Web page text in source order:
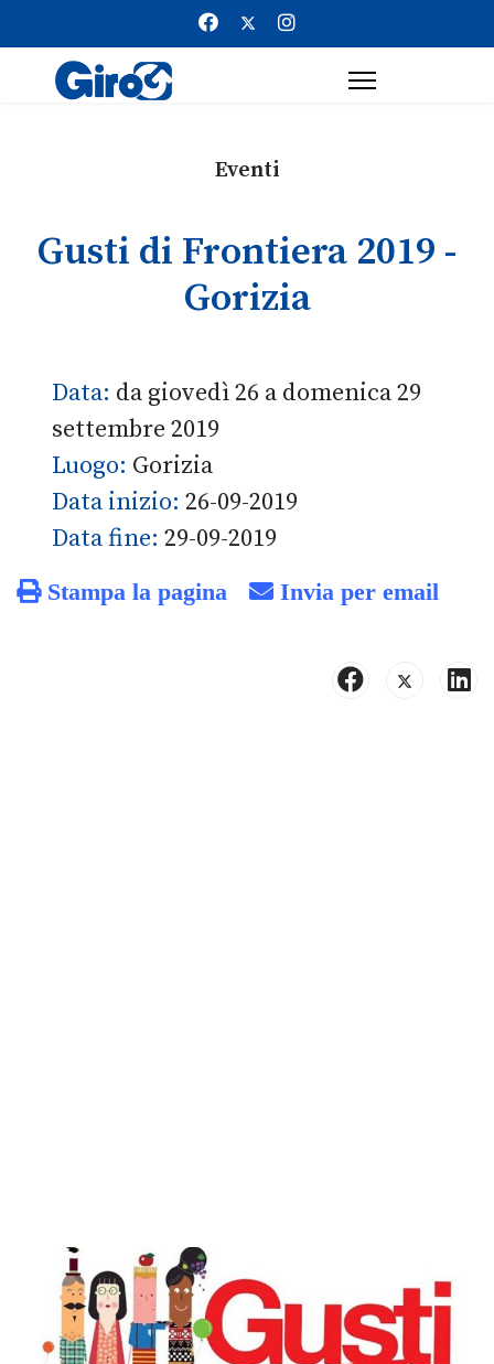
Eventi
Gusti di Frontiera 2019 -
Gorizia
Data: da giovedì 26 a domenica 29
settembre 2019
Luogo: Gorizia
Data inizio: 26-09-2019
Data fine: 29-09-2019
Stampa la pagina Invia per email